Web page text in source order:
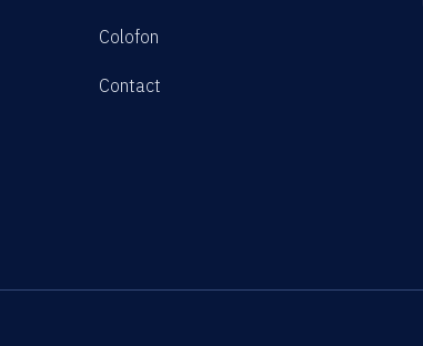
Colofon
Contact